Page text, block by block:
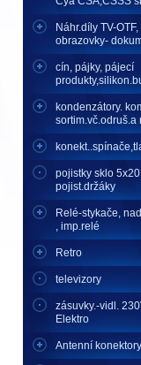
Náhr.díly TV-
obrazovky-
cín, pájky, pájecí
kondenzátory.
sortim.vč.odruš.a
pojistky sklo
pojist.držáky
Relé-stykače,
, imp.relé
Retro
televizory
zásuvky.-vidl.
Elektro
Antenní